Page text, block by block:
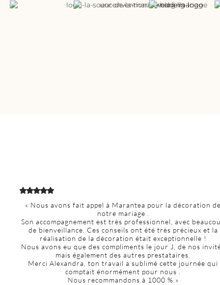
« Nous avons fait appel à Marantea pour la décoration de
notre mariage .
Son accompagnement est très professionnel, avec
de bienveillance. Ces conseils ont été très précieux et la
réalisation de la décoration était exceptionnelle !
Nous avons eu que des compliments le jour J, de nos
mais également des autres prestataires.
Merci Alexandra, ton travail a sublimé cette journée qui
comptait énormément pour nous .
Nous recommandons à 1000 % »